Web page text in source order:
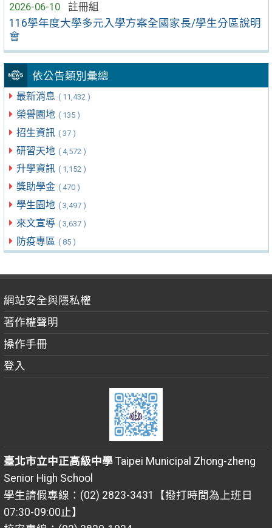
2026-06-10
註冊組
116學年度大學多元入學方案全國家長/學生分區說明
會
依公告類別彙總
最新消息 ( 11,432 )
榮譽園地 ( 135 )
招生資訊 ( 37 )
研習天地 ( 4,572 )
升學資訊 ( 1,152 )
獎助學金 ( 470 )
學生園地 ( 3,497 )
來文宣導 ( 3,637 )
防疫專區 ( 85 )
網站安全與隱私權
著作權聲明
操作手冊
登入
臺北市立中正高級中學Taipei Municipal Zhong-zheng
Senior High School
學生請假專線：(02) 2823-3431【撥打時間為上班日
07:30-09:00止】